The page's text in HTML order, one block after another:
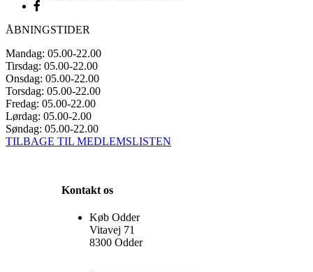
ÅBNINGSTIDER
Mandag: 05.00-22.00
Tirsdag: 05.00-22.00
Onsdag: 05.00-22.00
Torsdag: 05.00-22.00
Fredag: 05.00-22.00
Lørdag: 05.00-2.00
Søndag: 05.00-22.00
TILBAGE TIL MEDLEMSLISTEN
Kontakt os
Køb Odder
Vitavej 71
8300 Odder